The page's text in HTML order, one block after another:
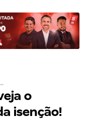
o
isenção!